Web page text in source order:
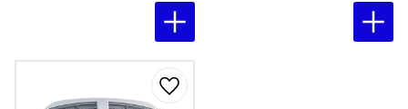
Lägg till i favoriter